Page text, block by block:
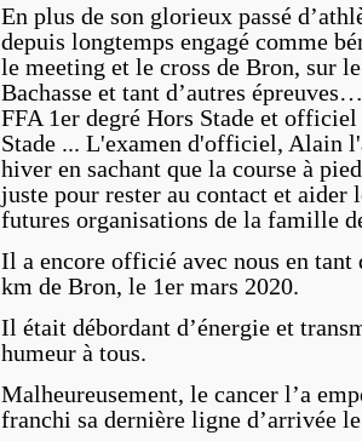
En plus de son glorieux passé
depuis longtemps engagé comme
le meeting et le cross de Bron, sur
Bachasse et tant d’autres
FFA 1er degré Hors Stade et
Stade ... L'examen d'officiel, Alain
hiver en sachant que la course à
juste pour rester au contact et aider
futures organisations de la famille
Il a encore officié avec nous en tant
km de Bron, le 1er mars 2020.
Il était débordant d’énergie et
humeur à tous.
Malheureusement, le cancer l’a
franchi sa dernière ligne d’arrivée